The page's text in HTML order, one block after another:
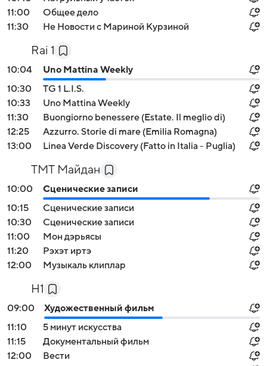
11:00
Общее дело
11:30
Не Новости с Мариной Курзиной
Rai 1
10:04
Uno Mattina Weekly
10:30
TG 1 L.I.S.
10:33
Uno Mattina Weekly
11:30
Buongiorno benessere (Estate. Il meglio di)
12:25
Azzurro. Storie di mare (Emilia Romagna)
13:00
Linea Verde Discovery (Fatto in Italia - Puglia)
ТМТ Майдан
10:00
Сценические записи
10:15
Сценические записи
10:30
Сценические записи
11:00
Мон дэрьясы
11:20
Рэхэт иртэ
12:00
Музыкаль клиплар
H1
09:00
Художественный фильм
11:10
5 минут искусства
11:15
Документальный фильм
12:00
Вести